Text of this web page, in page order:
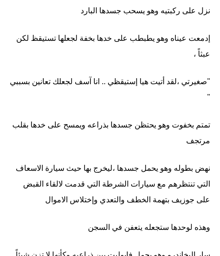
نزل على ركبتيه وهو يسحب جسدها البارد
إدمعت عيناه وهو يطبطب على خدها بخفة لجعلها تستيقظ لكن
عبثاً ،
"صغيرتي ،لقد أتيت هيا إستيقظي .. انا آسف لجعلك تعانين بسببي
"
تمتم بخفوت وهو يحتظن جسدها بذراعه ويمسح على خدها بقلب
مرتجف
نهض بطوله وهو يحمل جسدها ،ليخرج بها حيث سيارة الاسعاف
التي تنتظرهم مع سيارات الشرطة التي قدمت لالقاء القبض
على جوزيف بتهمة الخطف والتعدي وإختلاس الاموال
وهذه لوحدها ستجعله يتعفن في السجن